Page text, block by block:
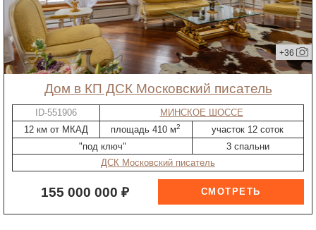
+36
дом в КП ДСК Московский писатель
ID-551906
МИНСКОЕ ШОССЕ
12 км от МКАД
площадь 410 м2
участок 12 соток
"под ключ"
3 спальни
ДСК Московский писатель
155 000 000 ₽